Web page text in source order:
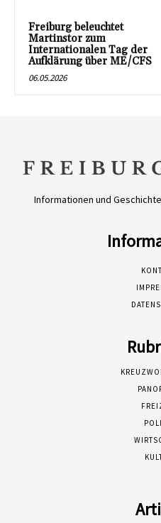
Freiburg beleuchtet
Martinstor zum
Internationalen Tag der
Aufklärung über ME/CFS
06.05.2026
Informationen und